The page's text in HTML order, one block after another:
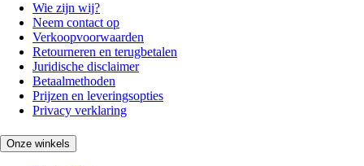
Wie zijn wij?
Neem contact op
Verkoopvoorwaarden
Retourneren en terugbetalen
Juridische disclaimer
Betaalmethoden
Prijzen en leveringsopties
Privacy verklaring
Onze winkels